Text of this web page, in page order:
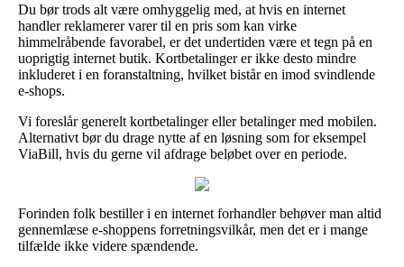
Du bør trods alt være omhyggelig med, at hvis en internet
handler reklamerer varer til en pris som kan virke
himmelråbende favorabel, er det undertiden være et tegn på en
uoprigtig internet butik. Kortbetalinger er ikke desto mindre
inkluderet i en foranstaltning, hvilket bistår en imod svindlende
e-shops.
Vi foreslår generelt kortbetalinger eller betalinger med mobilen.
Alternativt bør du drage nytte af en løsning som for eksempel
ViaBill, hvis du gerne vil afdrage beløbet over en periode.
Forinden folk bestiller i en internet forhandler behøver man altid
gennemlæse e-shoppens forretningsvilkår, men det er i mange
tilfælde ikke videre spændende.